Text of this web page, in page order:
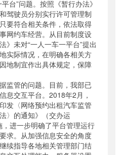
”问题。按照《暂行办法》
驾驶员分别实行许可管理制
要符合相关条件，依法取得
网约车经营。从目前制度设
》未对“一人一车一平台”提出
实际情况，在明确各相关方
地制宜作出具体规定，保障
管的问题。目前，我部已
息交互平台。2018年2月，
发〈网络预约出租汽车监管
〉的通知》（交办运
，进一步明确了平台管理运行
求。从加强信息安全的角度
续指导各地相关管理部门结